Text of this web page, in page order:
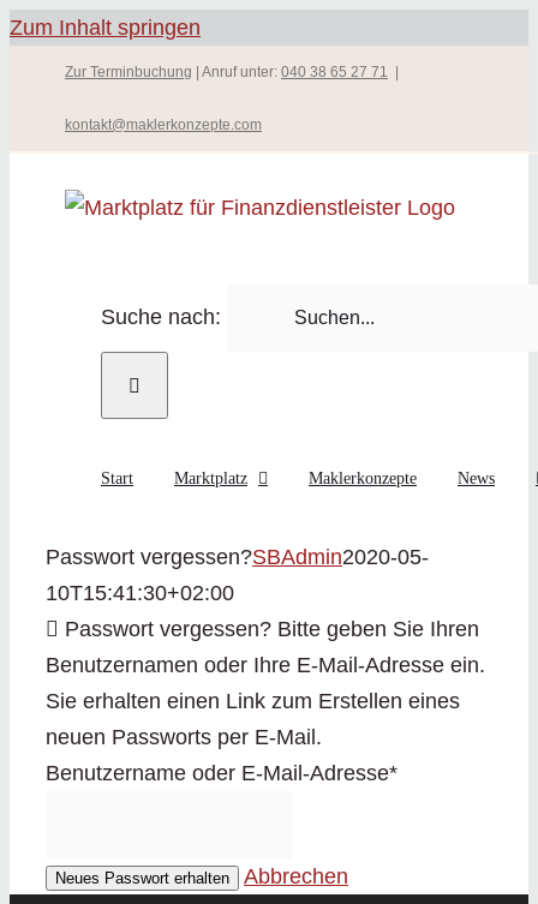
Zum Inhalt springen
Zur Terminbuchung | Anruf unter: 040 38 65 27 71
kontakt@maklerkonzepte.com
Suche nach:
Start Marktplatz Maklerkonzepte News
Passwort vergessen?SBAdmin2020-05-
10T15:41:30+02:00
Passwort vergessen? Bitte geben Sie Ihren
Benutzernamen oder Ihre E-Mail-Adresse ein.
Sie erhalten einen Link zum Erstellen eines
neuen Passworts per E-Mail.
Benutzername oder E-Mail-Adresse*
Neues Passwort erhalten Abbrechen